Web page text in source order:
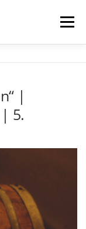
Menü
WEINSHOP
|
5.